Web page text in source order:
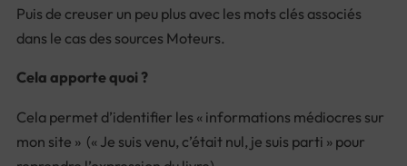
Puis de creuser un peu plus avec les mots clés associés
dans le cas des sources Moteurs.
Cela apporte quoi ?
Cela permet d’identifier les « informations médiocres sur
mon site » (« Je suis venu, c’était nul, je suis parti » pour